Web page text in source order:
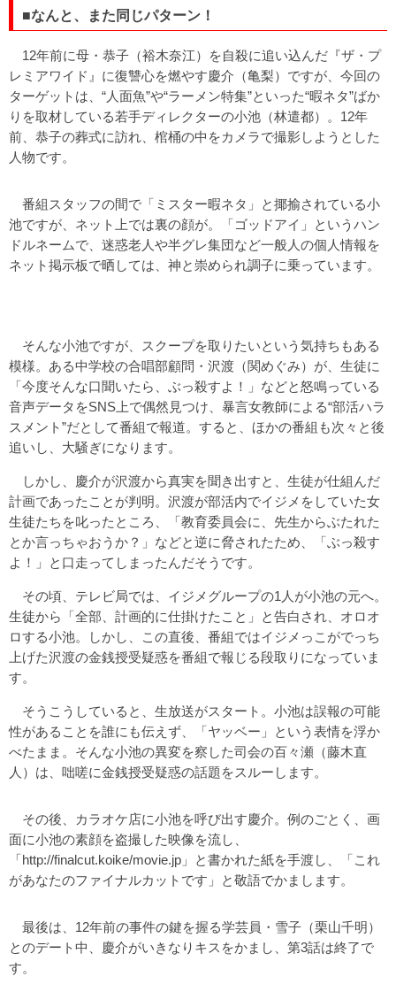
■なんと、また同じパターン！
12年前に母・恭子（裕木奈江）を自殺に追い込んだ『ザ・プ
レミアワイド』に復讐心を燃やす慶介（亀梨）ですが、今回の
ターゲットは、“人面魚”や“ラーメン特集”といった“暇ネタ”ばか
りを取材している若手ディレクターの小池（林遣都）。12年
前、恭子の葬式に訪れ、棺桶の中をカメラで撮影しようとした
人物です。
番組スタッフの間で「ミスター暇ネタ」と揶揄されている小
池ですが、ネット上では裏の顔が。「ゴッドアイ」というハン
ドルネームで、迷惑老人や半グレ集団など一般人の個人情報を
ネット掲示板で晒しては、神と崇められ調子に乗っています。
そんな小池ですが、スクープを取りたいという気持ちもある
模様。ある中学校の合唱部顧問・沢渡（関めぐみ）が、生徒に
「今度そんな口聞いたら、ぶっ殺すよ！」などと怒鳴っている
音声データをSNS上で偶然見つけ、暴言女教師による“部活ハラ
スメント”だとして番組で報道。すると、ほかの番組も次々と後
追いし、大騒ぎになります。
しかし、慶介が沢渡から真実を聞き出すと、生徒が仕組んだ
計画であったことが判明。沢渡が部活内でイジメをしていた女
生徒たちを叱ったところ、「教育委員会に、先生からぶたれた
とか言っちゃおうか？」などと逆に脅されたため、「ぶっ殺す
よ！」と口走ってしまったんだそうです。
その頃、テレビ局では、イジメグループの1人が小池の元へ。
生徒から「全部、計画的に仕掛けたこと」と告白され、オロオ
ロする小池。しかし、この直後、番組ではイジメっこがでっち
上げた沢渡の金銭授受疑惑を番組で報じる段取りになっていま
す。
そうこうしていると、生放送がスタート。小池は誤報の可能
性があることを誰にも伝えず、「ヤッベー」という表情を浮か
べたまま。そんな小池の異変を察した司会の百々瀬（藤木直
人）は、咄嗟に金銭授受疑惑の話題をスルーします。
その後、カラオケ店に小池を呼び出す慶介。例のごとく、画
面に小池の素顔を盗撮した映像を流し、
「http://finalcut.koike/movie.jp」と書かれた紙を手渡し、「これ
があなたのファイナルカットです」と敬語でかまします。
最後は、12年前の事件の鍵を握る学芸員・雪子（栗山千明）
とのデート中、慶介がいきなりキスをかまし、第3話は終了で
す。